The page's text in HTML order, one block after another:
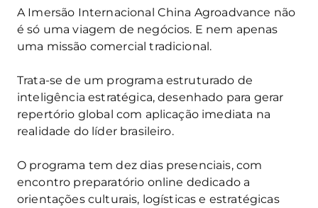
A Imersão Internacional China Agroadvance não
é só uma viagem de negócios. E nem apenas
uma missão comercial tradicional.
Trata-se de um programa estruturado de
inteligência estratégica, desenhado para gerar
repertório global com aplicação imediata na
realidade do líder brasileiro.
O programa tem dez dias presenciais, com
encontro preparatório online dedicado a
orientações culturais, logísticas e estratégicas